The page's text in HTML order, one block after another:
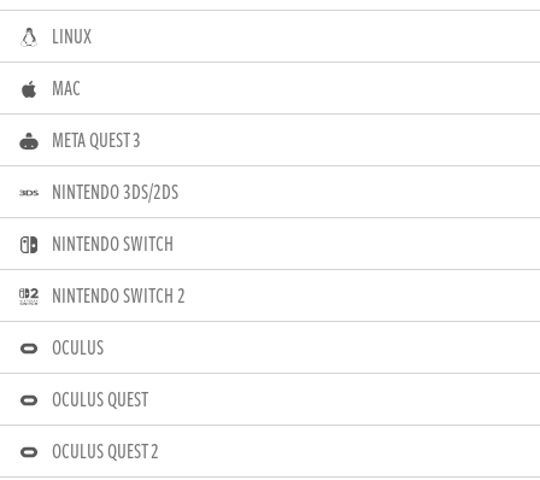
LINUX
MAC
META QUEST 3
NINTENDO 3DS/2DS
NINTENDO SWITCH
NINTENDO SWITCH 2
OCULUS
OCULUS QUEST
OCULUS QUEST 2